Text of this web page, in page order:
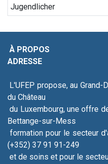
Jugendlicher
À
ADRESSE
L'UFEP propose,
du Château
du Luxembourg,
Bettange-sur-Mess
formation pour
(+352) 37 91 91-249
et de soins et